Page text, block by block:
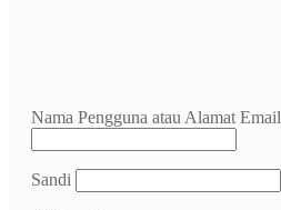
Nama Pengguna atau Alamat Email
Sandi